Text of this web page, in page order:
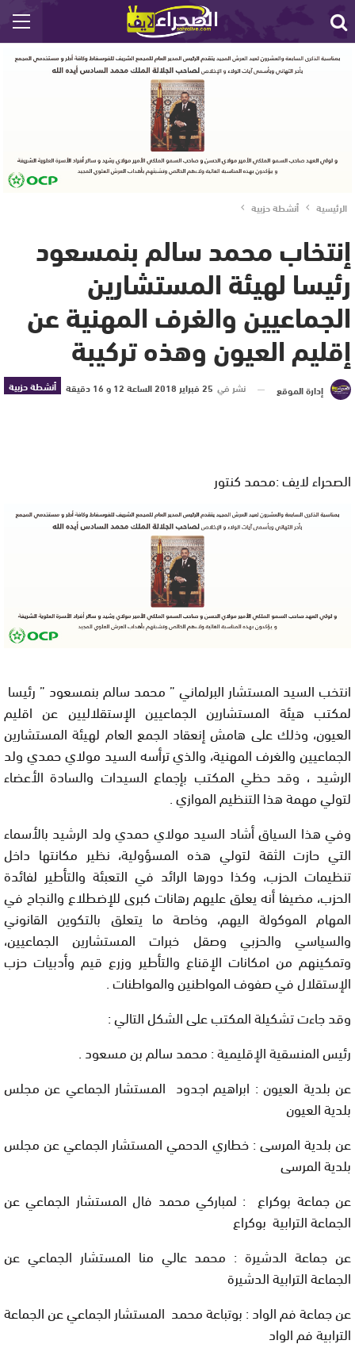
الرئيسية أنشطة حزبية
إنتخاب محمد سالم بنمسعود
رئيسا لهيئة المستشارين
الجماعيين والغرف المهنية عن
إقليم العيون وهذه تركيبة
أنشطة حزبية إدارة الموقع نشر في 25 فبراير 2018 الساعة 12 و 16 دقيقة
الصحراء لايف :محمد كنتور
انتخب السيد المستشار البرلماني ” محمد سالم بنمسعود ” رئيسا
لمكتب هيئة المستشارين الجماعيين الإستقلاليين عن اقليم
العيون، وذلك على هامش إنعقاد الجمع العام لهيئة المستشارين
الجماعيين والغرف المهنية، والذي ترأسه السيد مولاي حمدي ولد
الرشيد ، وقد حظي المكتب بإجماع السيدات والسادة الأعضاء
لتولي مهمة هذا التنظيم الموازي .
وفي هذا السياق أشاد السيد مولاي حمدي ولد الرشيد بالأسماء
التي حازت الثقة لتولي هذه المسؤولية، نظير مكانتها داخل
تنظيمات الحزب، وكذا دورها الرائد في التعبئة والتأطير لفائدة
الحزب، مضيفا أنه يعلق عليهم رهانات كبرى للإضطلاع والنجاح في
المهام الموكولة اليهم، وخاصة ما يتعلق بالتكوين القانوني
والسياسي والحزبي وصقل خبرات المستشارين الجماعيين،
وتمكينهم من امكانات الإقناع والتأطير وزرع قيم وأدبيات حزب
الإستقلال في صفوف المواطنين والمواطنات .
وقد جاءت تشكيلة المكتب على الشكل التالي :
رئيس المنسقية الإقليمية : محمد سالم بن مسعود .
عن بلدية العيون : ابراهيم اجدود المستشار الجماعي عن مجلس
بلدية العيون
عن بلدية المرسى : خطاري الدحمي المستشار الجماعي عن مجلس
بلدية المرسى
عن جماعة بوكراع : لمباركي محمد فال المستشار الجماعي عن
الجماعة الترابية بوكراع
عن جماعة الدشيرة : محمد عالي منا المستشار الجماعي عن
الجماعة الترابية الدشيرة
عن جماعة فم الواد : بوتباعة محمد المستشار الجماعي عن الجماعة
الترابية فم الواد